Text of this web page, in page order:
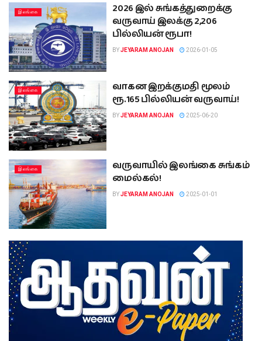
இலங்கை
2026 இல் சுங்கத்துறைக்கு
வருவாய் இலக்கு 2,206
பில்லியன் ரூபா!
BYJEYARAM ANOJAN 2026-01-05
இலங்கை
வாகன இறக்குமதி மூலம்
ரூ.165 பில்லியன் வருவாய்!
BYJEYARAM ANOJAN 2025-06-20
இலங்கை
வருவாயில் இலங்கை சுங்கம்
மைல்கல்!
BYJEYARAM ANOJAN 2025-01-01